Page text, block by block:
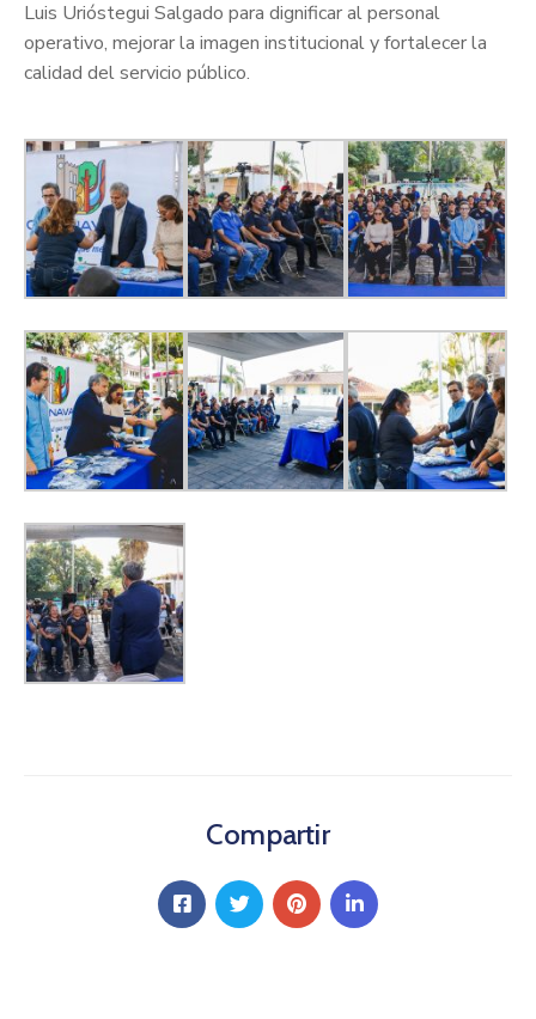
Luis Urióstegui Salgado para dignificar al personal
operativo, mejorar la imagen institucional y fortalecer la
calidad del servicio público.
Compartir